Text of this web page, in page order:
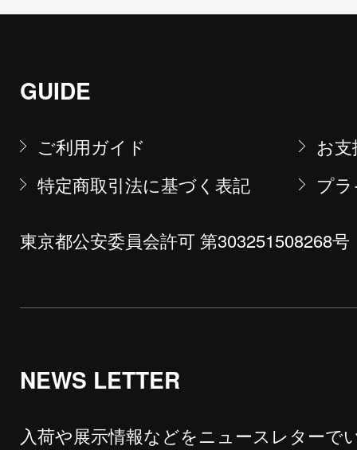
GUIDE
ご利用ガイド
お
特定商取引法に基づく表記
プ
東京都公安委員会許可 第303251508268号
NEWS LETTER
入荷や展示情報などをニュースレターで